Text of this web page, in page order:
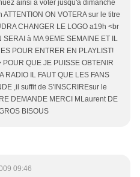
ainsi a voter jusqu'a dimanche
ON VOTERA sur le titre
CHANGER LE LOGO a19h <br
SERAI à MA 9EME SEMAINE ET IL
POUR ENTRER EN PLAYLIST!
POUR QUE JE PUISSE OBTENIR
RADIO IL FAUT QUE LES FANS
,il suffit de S'INSCRIREsur le
DEMANDE MERCI MLaurent DE
BISOUS
09:46